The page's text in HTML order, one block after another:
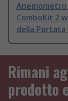
Anemometro
ComboKit 2
della Portata
Rimani
prodotto